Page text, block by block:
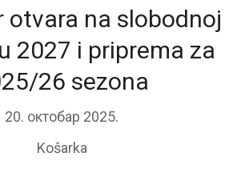
otvara na slobodnoj
2027 i priprema za
26 sezona
20. октобар 2025.
Košarka